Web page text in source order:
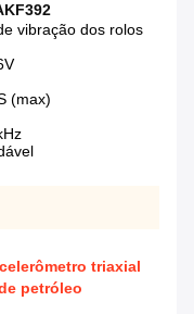
vibração dos rolos
(max)
triaxial
petróleo